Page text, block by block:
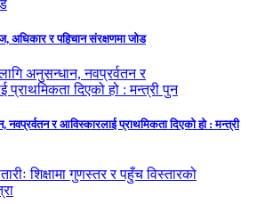
अधिकार र पहिचान संरक्षणमा जोड
नवप्रर्वतन र आविस्कारलाई प्राथमिकता दिएको हो : मन्त्री